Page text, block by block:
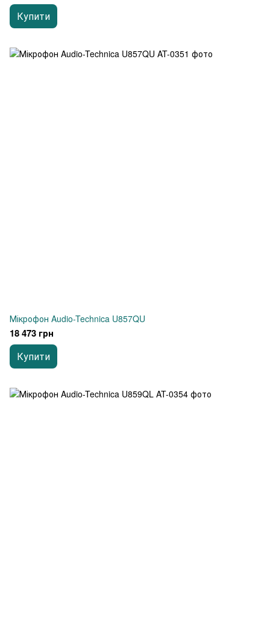
Купити
Мікрофон Audio-Technica U857QU
18 473 грн
Купити